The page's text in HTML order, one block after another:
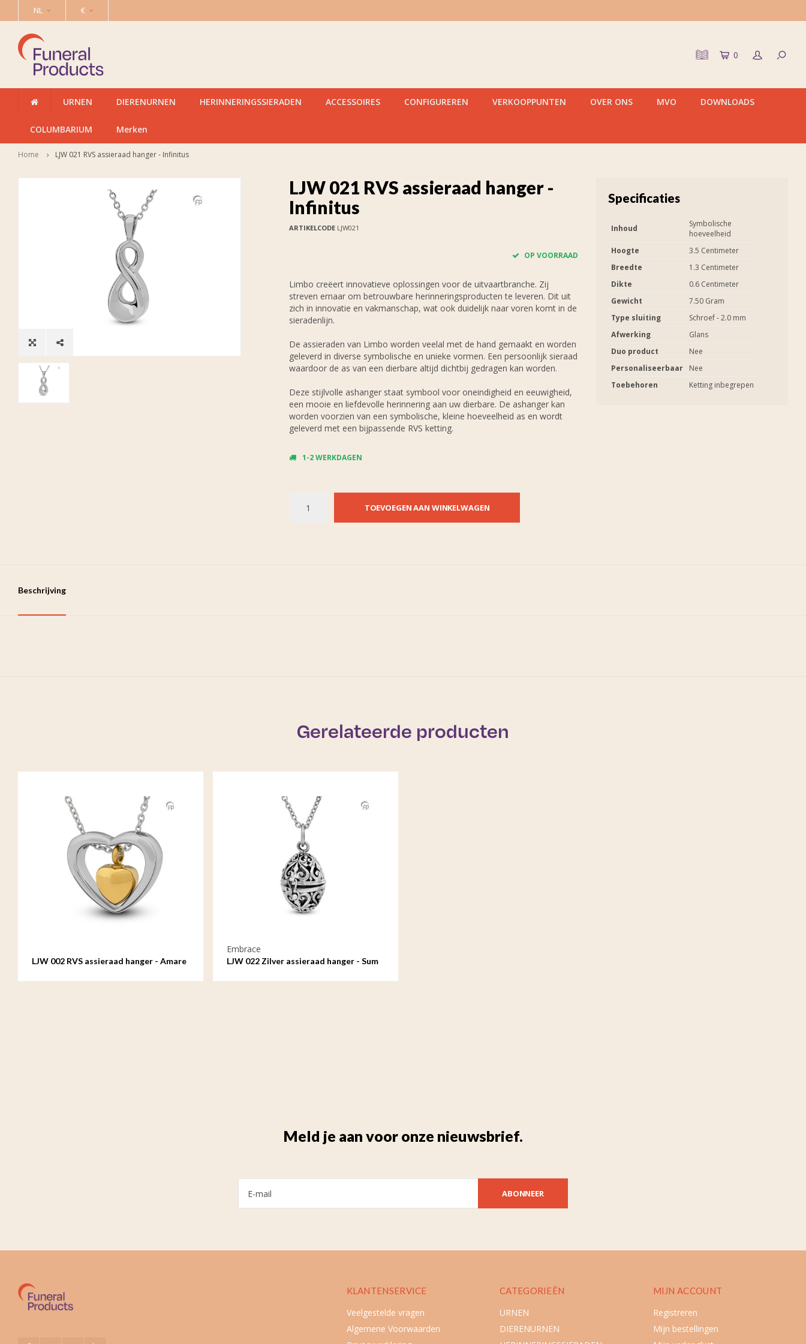
NL €
0
URNEN DIERENURNEN HERINNERINGSSIERADEN ACCESSOIRES CONFIGUREREN VERKOOPPUNTEN OVER ONS MVO DOWNLOADS
COLUMBARIUM Merken
Home LJW 021 RVS assieraad hanger - Infinitus
LJW 021 RVS assieraad hanger -
Infinitus
ARTIKELCODELJW021
OP VOORRAAD
Limbo creëert innovatieve oplossingen voor de uitvaartbranche. Zij
streven ernaar om betrouwbare herinneringsproducten te leveren. Dit uit
zich in innovatie en vakmanschap, wat ook duidelijk naar voren komt in de
sieradenlijn.
De assieraden van Limbo worden veelal met de hand gemaakt en worden
geleverd in diverse symbolische en unieke vormen. Een persoonlijk sieraad
waardoor de as van een dierbare altijd dichtbij gedragen kan worden.
Deze stijlvolle ashanger staat symbool voor oneindigheid en eeuwigheid,
een mooie en liefdevolle herinnering aan uw dierbare. De ashanger kan
worden voorzien van een symbolische, kleine hoeveelheid as en wordt
geleverd met een bijpassende RVS ketting.
1-2 WERKDAGEN
TOEVOEGEN AAN WINKELWAGEN
Specificaties
Inhoud
Symbolische
hoeveelheid
Hoogte
3.5 Centimeter
Breedte
1.3 Centimeter
Dikte
0.6 Centimeter
Gewicht
7.50 Gram
Type sluiting
Schroef - 2.0 mm
Afwerking
Glans
Duo product
Nee
Personaliseerbaar
Nee
Toebehoren
Ketting inbegrepen
Beschrijving
Gerelateerde producten
LJW 002 RVS assieraad hanger - Amare
Embrace
LJW 022 Zilver assieraad hanger - Sum
Meld je aan voor onze nieuwsbrief.
ABONNEER
KLANTENSERVICE
Veelgestelde vragen
Algemene Voorwaarden
CATEGORIEËN
URNEN
DIERENURNEN
MIJN ACCOUNT
Registreren
Mijn bestellingen